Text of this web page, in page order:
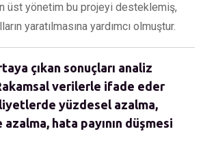
üst yönetim bu projeyi desteklemiş,
yaratılmasına yardımcı olmuştur.
çıkan sonuçları analiz
verilerle ifade eder
yüzdesel azalma,
hata payının düşmesi